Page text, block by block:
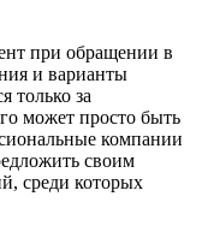
при обращении в
и варианты
только за
может просто быть
компании
своим
среди которых